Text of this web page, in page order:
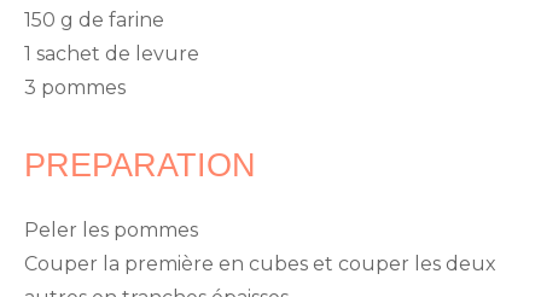
150 g de farine
1 sachet de levure
3 pommes
PREPARATION
Peler les pommes
Couper la première en cubes et couper les deux